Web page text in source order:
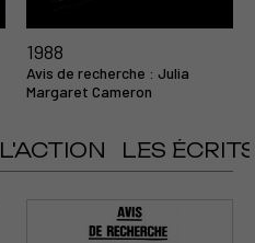
1988
Avis de recherche : Julia
Margaret Cameron
L'ACTION LES ÉCRITS